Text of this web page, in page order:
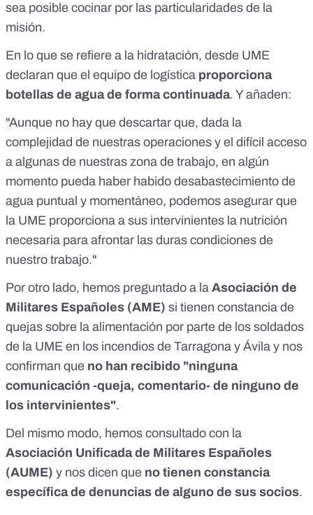
sea posible cocinar por las particularidades de la
misión.
En lo que se refiere a la hidratación, desde UME
declaran que el equipo de logística proporciona
botellas de agua de forma continuada. Y añaden:
"Aunque no hay que descartar que, dada la
complejidad de nuestras operaciones y el difícil acceso
a algunas de nuestras zona de trabajo, en algún
momento pueda haber habido desabastecimiento de
agua puntual y momentáneo, podemos asegurar que
la UME proporciona a sus intervinientes la nutrición
necesaria para afrontar las duras condiciones de
nuestro trabajo."
Por otro lado, hemos preguntado a la Asociación de
Militares Españoles (AME) si tienen constancia de
quejas sobre la alimentación por parte de los soldados
de la UME en los incendios de Tarragona y Ávila y nos
confirman que no han recibido "ninguna
comunicación -queja, comentario- de ninguno de
los intervinientes".
Del mismo modo, hemos consultado con la
Asociación Unificada de Militares Españoles
(AUME) y nos dicen que no tienen constancia
específica de denuncias de alguno de sus socios.